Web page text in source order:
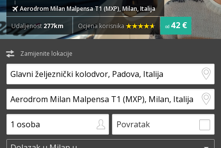
Aerodrom Milan Malpensa T1 (MXP), Milan, Italija
Udaljenost 277km Ocjena korisnika od 42 €
Zamijenite lokacije
Povratak